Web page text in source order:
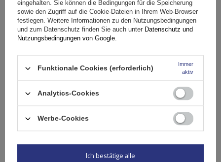
integrierte Aluminiumschienen
eingehalten. Sie können die Bedingungen für die Speicherung
sowie den Zugriff auf die Cookie-Dateien in Ihrem Web-Browser
festlegen. Weitere Informationen zu den Nutzungsbedingungen
und zum Datenschutz finden Sie auch unter Datenschutz und
Nutzungsbedingungen von Google.
Funktionale Cookies (erforderlich)
Immer
aktiv
Analytics-Cookies
Werbe-Cookies
Ich bestätige alle